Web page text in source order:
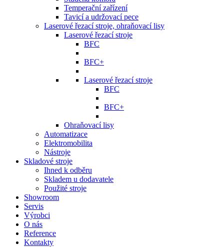
Temperační zařízení
Tavicí a udržovací pece
Laserové řezací stroje, ohraňovací lisy
Laserové řezací stroje
BFC
BFC+
Laserové řezací stroje
BFC
BFC+
Ohraňovací lisy
Automatizace
Elektromobilita
Nástroje
Skladové stroje
Ihned k odběru
Skladem u dodavatele
Použité stroje
Showroom
Servis
Výrobci
O nás
Reference
Kontakty